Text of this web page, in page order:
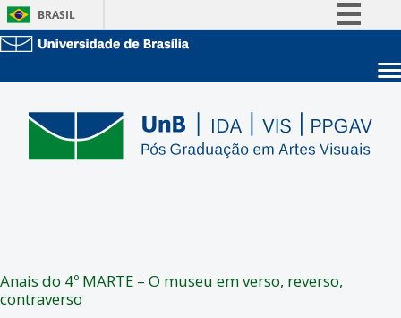
BRASIL
Acesso à informação
Legislação
Unidades acadêmicas
Estude na UnB
Graduação
Anais do 4º MARTE – O museu em verso, reverso,
contraverso